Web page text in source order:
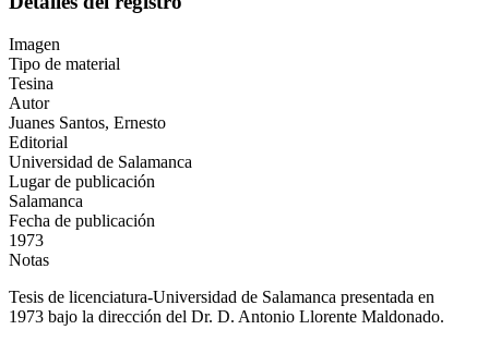
Imagen
Tipo de material
Tesina
Autor
Juanes Santos, Ernesto
Editorial
Universidad de Salamanca
Lugar de publicación
Salamanca
Fecha de publicación
1973
Notas
Tesis de licenciatura-Universidad de Salamanca presentada en
1973 bajo la dirección del Dr. D. Antonio Llorente Maldonado.